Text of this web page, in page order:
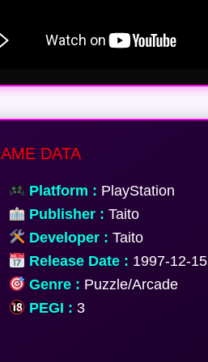
DATA
Platform : PlayStation
Publisher : Taito
Developer : Taito
Release Date : 1997-12-15
Genre : Puzzle/Arcade
PEGI : 3